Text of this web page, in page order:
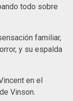
todo sobre
familiar,
y su espalda
en el
Vinson.